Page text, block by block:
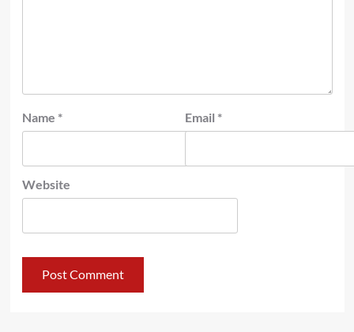
Name * Email *
Website